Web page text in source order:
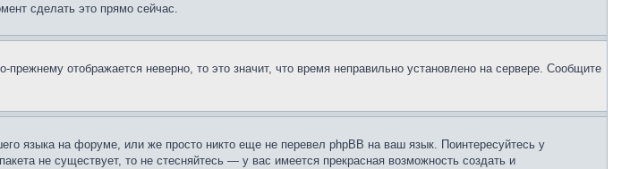
сделать это прямо сейчас.
прежнему отображается неверно, то это значит, что время неправильно установлено на сервере. Сообщите
языка на форуме, или же просто никто еще не перевел phpBB на ваш язык. Поинтересуйтесь у
не существует, то не стесняйтесь — у вас имеется прекрасная возможность создать и